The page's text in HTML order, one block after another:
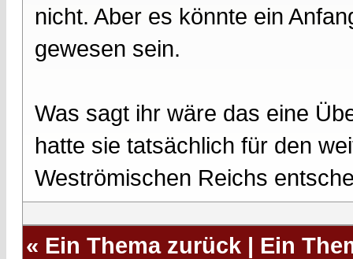
nicht. Aber es könnte ein
gewesen sein.
Was sagt ihr wäre das eine
hatte sie tatsächlich für den
Weströmischen Reichs
« Ein Thema zurück | Ein